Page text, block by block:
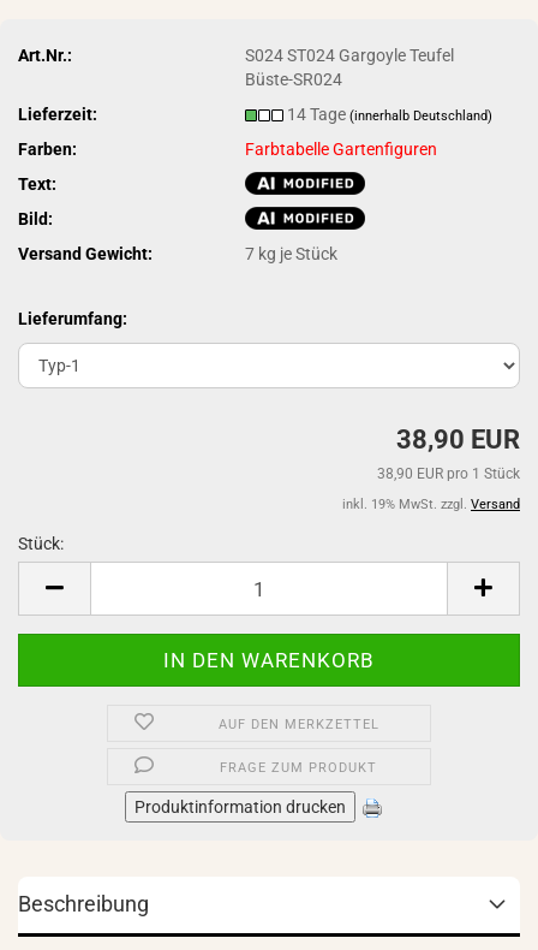
Art.Nr.:
S024 ST024 Gargoyle Teufel
Büste-SR024
Lieferzeit:
14 Tage(innerhalb Deutschland)
Farben:
Farbtabelle Gartenfiguren
Text:
Bild:
Versand Gewicht:
7 kg je Stück
Lieferumfang:
38,90 EUR
38,90 EUR pro 1 Stück
inkl. 19% MwSt. zzgl. Versand
Stück:
AUF DEN MERKZETTEL
FRAGE ZUM PRODUKT
Produktinformation drucken
Beschreibung